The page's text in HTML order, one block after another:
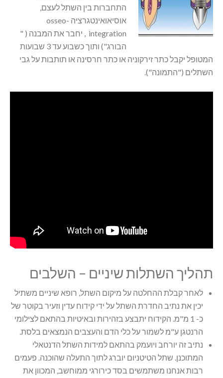
התחברות בין השתל לעצם,
אוסיאואינטגרציה osseo-
integration , יחבר את המבנה ( "
הבורג") ותוך כשבוע עד 3 שבועות
המטופל יקבל כתר זירקוניה או כתר חרסינה או תותבות על גבי
השתלים ("התמונה").
תהליך השתלות שיניים – השלבים
לאחר קבלת ההחלטה על מיקום השתל, רופא שיניים משתיל
יכין את נתיב החדרת השתל על ידי קידוח עדין וזעיר בקוטר של
כ- 1 מ"מ. הקידוח יתבצע בזהירות ובאיטיות בהתאם לצילומי
הרנטגן ע"מ לשמור על כלי הדם והעצבים הנמצאים בלסת.
נתיב זה יורחב ויועמק בהתאם למידות השתל הדנטאלי
המתוכנן. שתל הטיטניום יוברג לתוך התעלה שהוכנה. פעמים
רבות אנחנו משתמשים בסד כירורגי ממוחשב, המכוון את